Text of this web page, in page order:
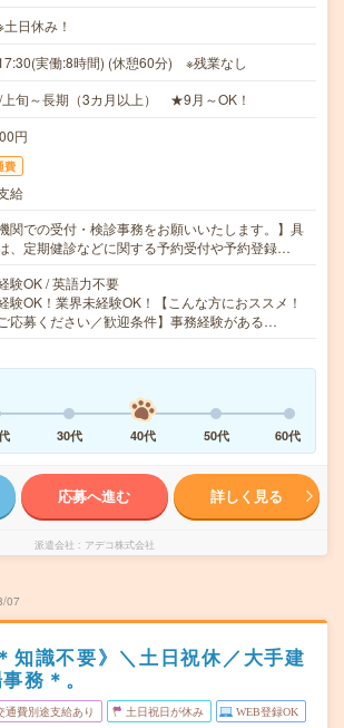
日休み！
実働:8時間) (休憩60分) ※残業なし
旬～長期（3カ月以上） ★9月～OK！
円
費
給
関での受付・検診事務をお願いいたします。】具
、定期健診などに関する予約受付や予約登録…
験OK / 英語力不要
験OK！業界未経験OK！【こんな方におススメ！
応募ください／歓迎条件】事務経験がある…
30代 40代 50代 60代
応募へ進む 詳しく見る
派遣会社 アデコ株式会社
07
知識不要》＼土日祝休／大手建
務＊。
通費別途支給あり 土日祝日が休み WEB登録OK